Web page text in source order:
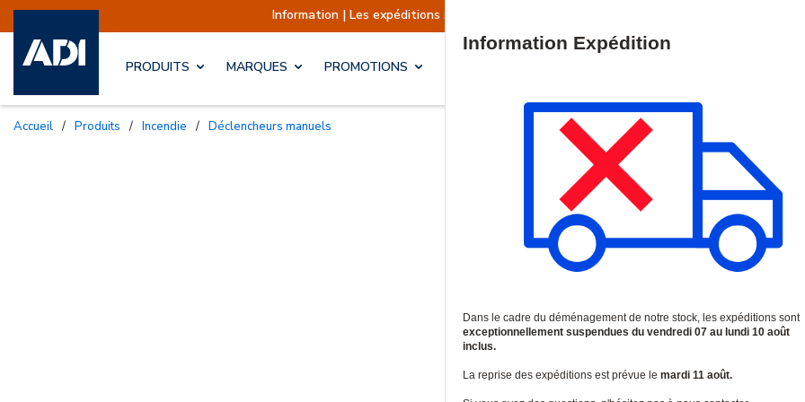
Information | Les expéditions sont actuellement suspendues Reprise prévue le
PRODUITS MARQUES PROMOTIONS
Accueil / Produits / Incendie / Déclencheurs manuels